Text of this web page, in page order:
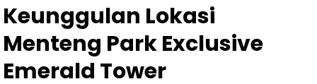
Keunggulan Lokasi
Menteng Park Exclusive
Emerald Tower